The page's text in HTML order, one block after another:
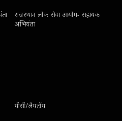
राजस्थान लोक सेवा आयोग- सहायक
अभियंता
पीसी/लैपटॉप